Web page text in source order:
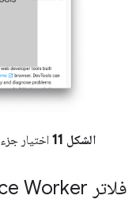
الشكل 11 اختيار
فلاتر Service Worker في "لوحة الشبكة"